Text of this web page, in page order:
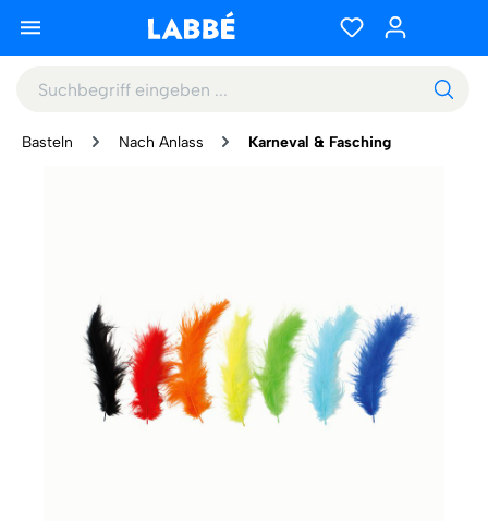
Basteln Nach Anlass Karneval & Fasching